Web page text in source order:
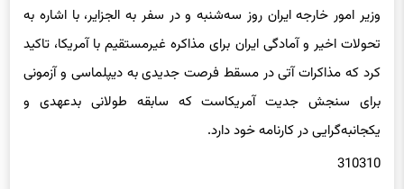
تحولات اخیر و آمادگی ایران برای مذاکره غیرمستقیم با آمریکا، تاکید
کرد که مذاکرات آتی در مسقط فرصت جدیدی به دیپلماسی و آزمونی
برای سنجش جدیت آمریکاست که سابقه طولانی بدعهدی و
یکجانبه‌گرایی در کارنامه خود دارد.
310310